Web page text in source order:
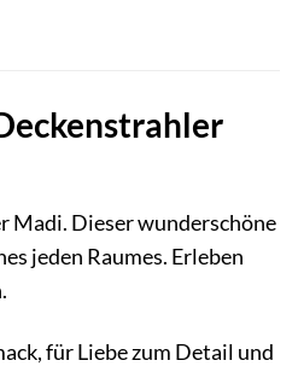
Madi. Dieser wunderschöne
jeden Raumes. Erleben
für Liebe zum Detail und